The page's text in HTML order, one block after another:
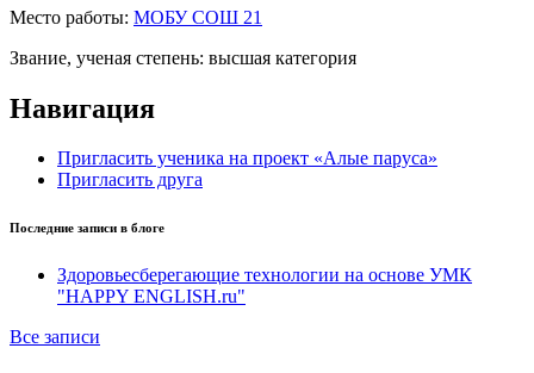
Место работы: МОБУ СОШ 21
Звание, ученая степень: высшая категория
Навигация
Пригласить ученика на проект «Алые паруса»
Пригласить друга
Последние записи в блоге
Здоровьесберегающие технологии на основе УМК
"HAPPY ENGLISH.ru"
Все записи